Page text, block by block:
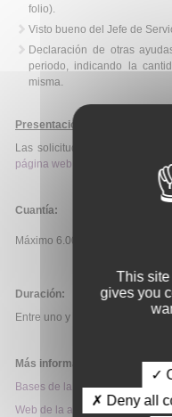
folio).
Visto bueno del Jefe de
Declaración de otras
periodo, indicando la
misma.
Presentación de solicitudes
Las solicitudes se enviarán
página web de la SEHH
Cuantía:
Máximo 6.000€/ayuda.
Duración:
Entre uno y tres meses
Más información:
Bases de la convocatoria
Web de la ayuda
This
gives you
✓
✗ Deny all